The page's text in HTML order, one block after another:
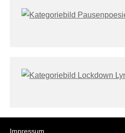
Impressum